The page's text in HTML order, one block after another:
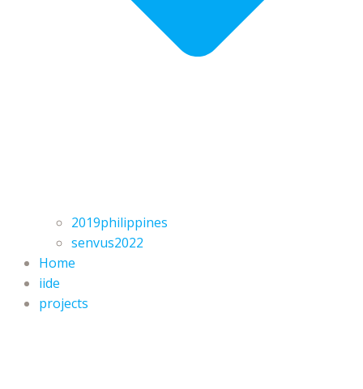
2019philippines
senvus2022
Home
iide
projects